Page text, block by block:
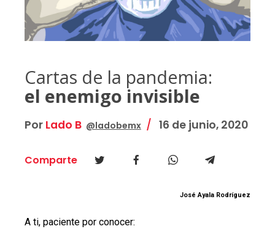
Cartas de la pandemia:
el enemigo invisible
Por Lado B @ladobemx 16 de junio, 2020
Comparte
José Ayala Rodríguez
A ti, paciente por conocer: